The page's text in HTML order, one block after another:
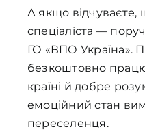
А якщо відчуваєте,
спеціаліста —
ГО «ВПО Україна».
безкоштовно
країні й добре
емоційний стан
переселенця.